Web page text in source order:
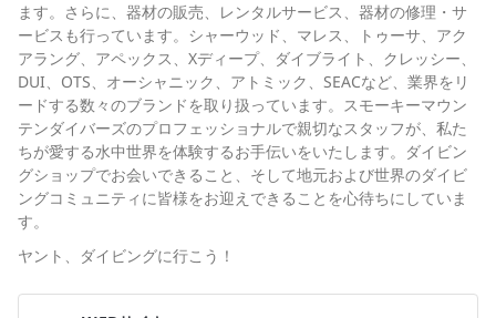
ます。さらに、器材の販売、レンタルサービス、器材の修理・サ
ービスも行っています。シャーウッド、マレス、トゥーサ、アク
アラング、アペックス、Xディープ、ダイブライト、クレッシー、
DUI、OTS、オーシャニック、アトミック、SEACなど、業界をリ
ードする数々のブランドを取り扱っています。スモーキーマウン
テンダイバーズのプロフェッショナルで親切なスタッフが、私た
ちが愛する水中世界を体験するお手伝いをいたします。ダイビン
グショップでお会いできること、そして地元および世界のダイビ
ングコミュニティに皆様をお迎えできることを心待ちにしていま
す。
ヤント、ダイビングに行こう！